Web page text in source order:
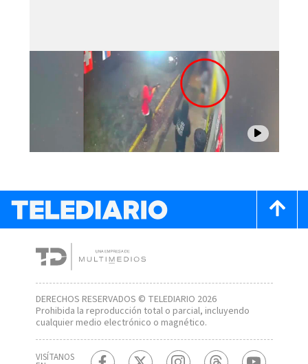
DERECHOS RESERVADOS © TELEDIARIO 2026
Prohibida la reproducción total o parcial, incluyendo
cualquier medio electrónico o magnético.
VISÍTANOS